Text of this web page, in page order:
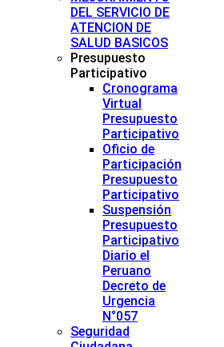
DEL SERVICIO DE
ATENCION DE
SALUD BASICOS
Presupuesto
Participativo
Cronograma
Virtual
Presupuesto
Participativo
Oficio de
Participación
Presupuesto
Participativo
Suspensión
Presupuesto
Participativo
Diario el
Peruano
Decreto de
Urgencia
N°057
Seguridad